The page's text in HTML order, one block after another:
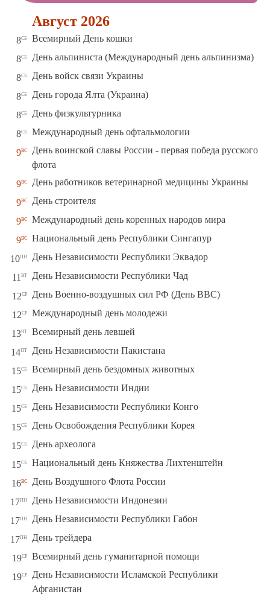
Август 2026
8сб Всемирный День кошки
8сб День альпиниста (Международный день альпинизма)
8сб День войск связи Украины
8сб День города Ялта (Украина)
8сб День физкультурника
8сб Международный день офтальмологии
9вс
День воинской славы России - первая победа русского
флота
9вс День работников ветеринарной медицины Украины
9вс День строителя
9вс Международный день коренных народов мира
9вс Национальный день Республики Сингапур
10пн День Независимости Республики Эквадор
11 вт День Независимости Республики Чад
12ср День Военно-воздушных сил РФ (День ВВС)
12ср Международный день молодежи
13чт Всемирный день левшей
14пт День Независимости Пакистана
15сб Всемирный день бездомных животных
15сб День Независимости Индии
15сб День Независимости Республики Конго
15сб День Освобождения Республики Корея
15сб День археолога
15сб Национальный день Княжества Лихтенштейн
16вс День Воздушного Флота России
17пн День Независимости Индонезии
17пн День Независимости Республики Габон
17пн День трейдера
19ср Всемирный день гуманитарной помощи
19ср
День Независимости Исламской Республики
Афганистан